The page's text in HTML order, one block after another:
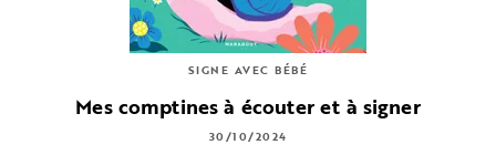
SIGNE AVEC BÉBÉ
Mes comptines à écouter et à signer
30/10/2024